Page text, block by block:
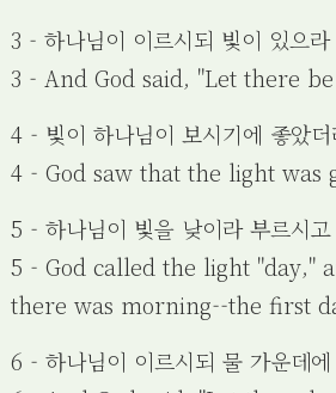
3 - 하나님이 이르시되 빛이 있으
3 - And God said, "Let there
4 - 빛이 하나님이 보시기에 좋았
4 - God saw that the light
5 - 하나님이 빛을 낮이라 부르시
5 - God called the light "day,"
there was morning--the first
6 - 하나님이 이르시되 물 가운데